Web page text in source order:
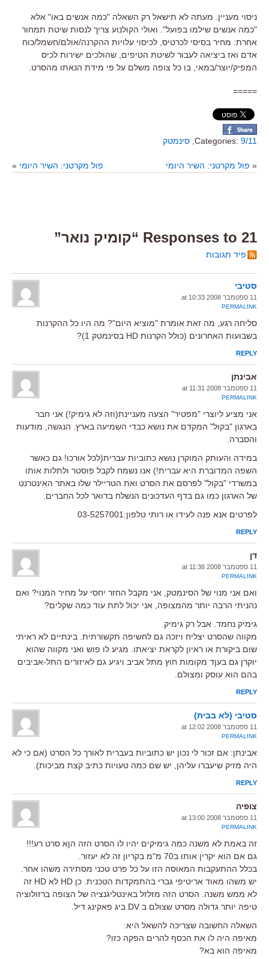
ניסוי מעניין. מעתה לא תישאל רק השאלה "כמה אנשים באו" אלא
"כמה אנשים שילמו בפועל". ואולי הקולנוע צריך לנסות שיטת תמחור
אחרת: מחיר בסיסי לכרטיס, לכיסוי עלויות ההקרנה/אולם/חשמל/כוח
אדם ואז ביציאה לעבור לשיטת הטיפים, שהולכים ישירות לכיס
המפיק/יוצר/במאי, בו כל צופה משלם על פי מידת הנאתו מהסרט.
=====
Categories: 9/11 סינמטק
« פול מקרטני: השיר היומי פול מקרטני: השיר היומי »
21 Responses to “קומיק נואר”
פיד תגובות
סטיבי
11 ספטמבר 2008 at 10:33
PERMALINK
סליחה רגע, מה זאת אומרת "מוציא היום"? מה היו כל ההקרנות
בשבועות האחרונים (כולל הקרנות HD בסינמטק 1)?
REPLY
אבינתן
11 ספטמבר 2008 at 11:31
PERMALINK
אני מציע ליוצרי "מפטיר" הצעה מעניינת(וזה לא גימיק!) אני חבר
בארגון "בקול" המקדם את נושא כבדי השמיעה בארץ. הנגשה, מודעות
והסברה.
במידה והעותק המוקרן נושא כתוביות עברית(לכל אורכו! גם כאשר
השפה המדוברת היא עברית!) אנו נשמח לקבל פוסטר ולתלות אותו
במשרדי "בקול" לפרסם את הסרט ואת הטריילר שלו באתר האינטרנט
של הארגון כמו גם בדף העדכונים הנשלח בדואר לכל החברים.
לפרטים אנא פנה לעידו או רותי טלפון:03-5257001
REPLY
דן
11 ספטמבר 2008 at 11:38
PERMALINK
ואם אני מנוי של הסינמטק, אני מקבל החזר יחסי על מחיר המנוי? ואם
נהניתי הרבה יותר מהמצופה, אני יכול לתת עוד כמה שקלים?
גימיק נחמד. אבל רק גימיק.
מקווה שהסרט יצליח ויזכה גם לחשיפה תקשורתית. בינתיים לא ראיתי
שום ביקורת או ראיון לקראת יציאתו. מגיע לו פוש ואני מקווה שהוא
יוקרן גם בעןד מקומות חוץ מתל אביב ויגיע גם לאיזורים התל-אביבים
בהם הוא עוסק ומצולם.
REPLY
סטיבי (לא בבית)
11 ספטמבר 2008 at 12:02
PERMALINK
אבינתן: אם זכור לי נכון יש כתוביות בעברית לאורך כל הסרט (אם כי לא
היה מזיק שיעברו עליהן, יש שם כמה טעויות כתיב קצת מביכות).
REPLY
צופיה
11 ספטמבר 2008 at 13:00
PERMALINK
זה באמת לא משנה כמה גימיקים יהיו לו הסרט הזה הןא סרט רע!!!
גם אם הוא יקרין אותו ב70 מ"מ בקריון זה לא יעזור.
בכלל ההתעקבות המאוסה הזו על כל פרט טכני מסתירה משהו אחר.
יש משהו מאוד אריטיפי גברי בהתמקדות הטכנית. כן HD לא HD זה
לא ממש משנה. הסרט הזה מזלזל באינטליגנציה של הצופה ברזולוציה
טיפה יותר גדולה מסרט שצולם ב DV ביג פאקינג דיל.
השאלה החשובה שצריכה להשאל היא:
מאיפה היה לו את הכסף להרים הפקה כזו?
מאיפה הוא בא?